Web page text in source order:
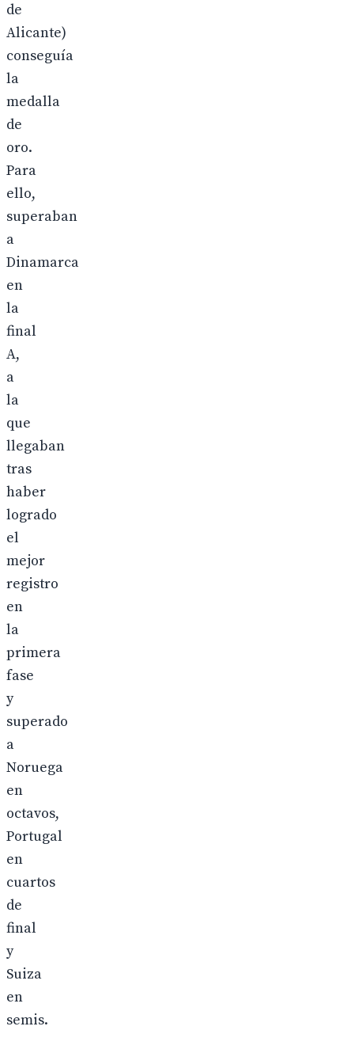
de
Alicante)
conseguía
la
medalla
de
oro.
Para
ello,
superaban
a
Dinamarca
en
la
final
A,
a
la
que
llegaban
tras
haber
logrado
el
mejor
registro
en
la
primera
fase
y
superado
a
Noruega
en
octavos,
Portugal
en
cuartos
de
final
y
Suiza
en
semis.